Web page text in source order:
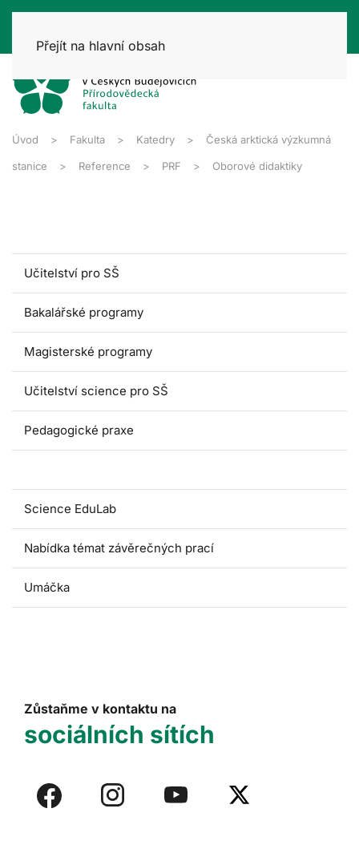
Přejít na hlavní obsah
Úvod Fakulta Katedry Česká arktická výzkumná
stanice Reference PRF Oborové didaktiky
Učitelství pro SŠ
Bakalářské programy
Magisterské programy
Učitelství science pro SŠ
Pedagogické praxe
Science EduLab
Nabídka témat závěrečných prací
Umáčka
Zůstaňme v kontaktu na
sociálních sítích